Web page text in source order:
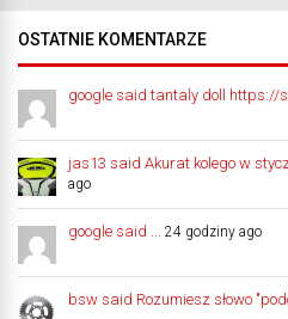
OSTATNIE KOMENTARZE
google said tantaly doll https://
jas13 said Akurat kolego w
ago
google said ... 24 godziny ago
bsw said Rozumiesz słowo